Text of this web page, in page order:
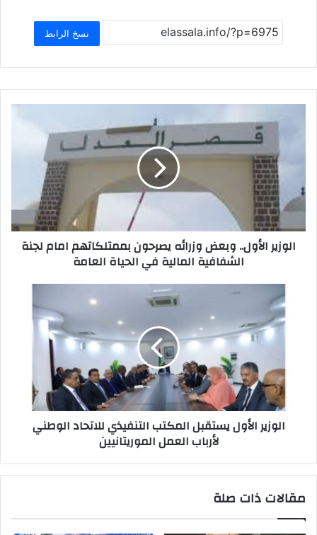
c
e
b
o
o
k
st
o
d
o
n
ai
l
at
s
A
p
p
ar
e
نسخ الرابط
الوزير الأول.. وبعض وزرائه يصرحون بممتلكاتهم امام لجنة
الشفافية المالية في الحياة العامة
الوزير الأول يستقبل المكتب التنفيذي للاتحاد الوطني
لأرباب العمل الموريتانيين
مقالات ذات صلة